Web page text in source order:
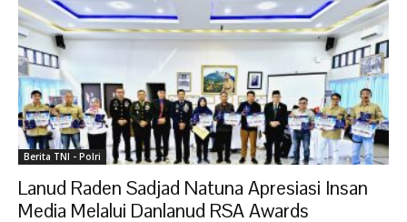
Berita TNI - Polri
Lanud Raden Sadjad Natuna Apresiasi Insan
Media Melalui Danlanud RSA Awards